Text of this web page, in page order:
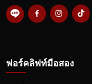
ฟอร์คลิฟท์มือสอง